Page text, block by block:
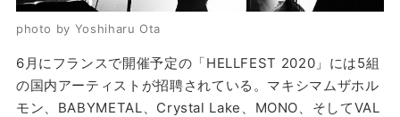
photo by Yoshiharu Ota
6月にフランスで開催予定の「HELLFEST 2020」には5組
の国内アーティストが招聘されている。マキシマムザホル
モン、BABYMETAL、Crystal Lake、MONO、そしてVAL